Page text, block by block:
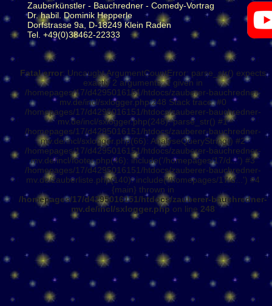
Zauberkünstler - Bauchredner - Comedy-Vortrag
Dr. habil. Dominik Hepperle
Dorfstrasse 9a, D-18249 Klein Raden
Tel. +49(0)38462-22333
Fatal error: Uncaught ArgumentCountError: parse_str() expects
exactly 2 arguments, 1 given in
/homepages/17/d4295016151/htdocs/zauberer-bauchredner-
mv.de/incl/sxlogger.php:248 Stack trace: #0
/homepages/17/d4295016151/htdocs/zauberer-bauchredner-
mv.de/incl/sxlogger.php(248): parse_str() #1
/homepages/17/d4295016151/htdocs/zauberer-bauchredner-
mv.de/incl/sxlogger.php(66): AnalyseQueryString() #2
/homepages/17/d4295016151/htdocs/zauberer-bauchredner-
mv.de/incl/footer.php(46): include('/homepages/17/d...') #3
/homepages/17/d4295016151/htdocs/zauberer-bauchredner-
mv.de/zauberliste.php(140): include('/homepages/17/d...') #4
{main} thrown in
/homepages/17/d4295016151/htdocs/zauberer-bauchredner-
mv.de/incl/sxlogger.php on line 248